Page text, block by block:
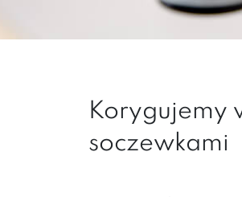
Korygujemy
soczewkami